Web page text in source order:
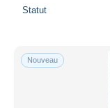
Statut
Nouveau